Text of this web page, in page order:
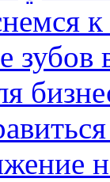
к
зубов